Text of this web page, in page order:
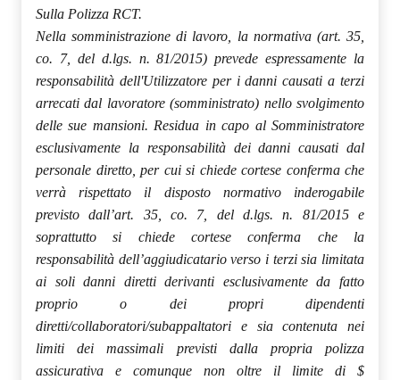
Sulla Polizza RCT.
Nella somministrazione di lavoro, la normativa (art. 35,
co. 7, del d.lgs. n. 81/2015) prevede espressamente la
responsabilità dell'Utilizzatore per i danni causati a terzi
arrecati dal lavoratore (somministrato) nello svolgimento
delle sue mansioni. Residua in capo al Somministratore
esclusivamente la responsabilità dei danni causati dal
personale diretto, per cui si chiede cortese conferma che
verrà rispettato il disposto normativo inderogabile
previsto dall’art. 35, co. 7, del d.lgs. n. 81/2015 e
soprattutto si chiede cortese conferma che la
responsabilità dell’aggiudicatario verso i terzi sia limitata
ai soli danni diretti derivanti esclusivamente da fatto
proprio o dei propri dipendenti
diretti/collaboratori/subappaltatori e sia contenuta nei
limiti dei massimali previsti dalla propria polizza
assicurativa e comunque non oltre il limite di $